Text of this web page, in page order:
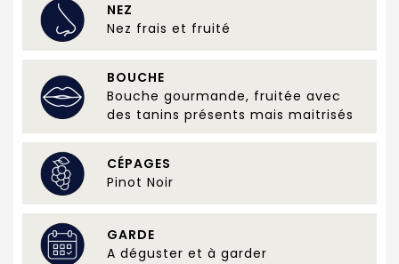
NEZ
Nez frais et fruité
BOUCHE
Bouche gourmande, fruitée avec
des tanins présents mais maitrisés
CÉPAGES
Pinot Noir
GARDE
A déguster et à garder